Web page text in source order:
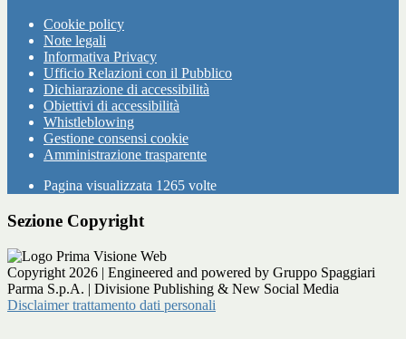
Cookie policy
Note legali
Informativa Privacy
Ufficio Relazioni con il Pubblico
Dichiarazione di accessibilità
Obiettivi di accessibilità
Whistleblowing
Gestione consensi cookie
Amministrazione trasparente
Pagina visualizzata 1265 volte
Sezione Copyright
Copyright 2026 | Engineered and powered by Gruppo Spaggiari
Parma S.p.A. | Divisione Publishing & New Social Media
Disclaimer trattamento dati personali